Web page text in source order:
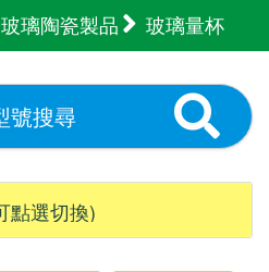
玻璃陶瓷製品 玻璃量杯